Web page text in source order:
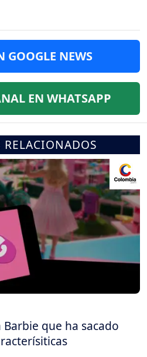
GOOGLE NEWS
EN WHATSAPP
que ha sacado